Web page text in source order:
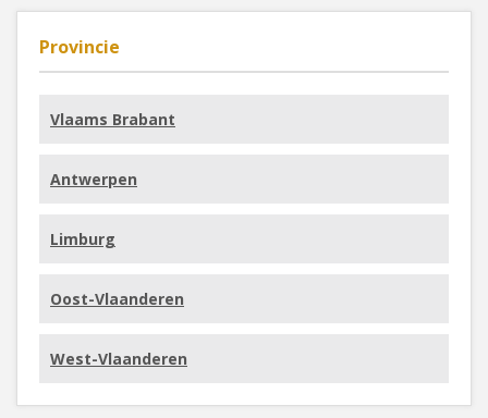
Provincie
Vlaams Brabant
Antwerpen
Limburg
Oost-Vlaanderen
West-Vlaanderen